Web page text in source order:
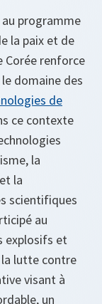
programme
la paix et de
Corée renforce
domaine des
de
ce contexte
la
la
scientifiques
au
explosifs et
la lutte contre
visant à
un